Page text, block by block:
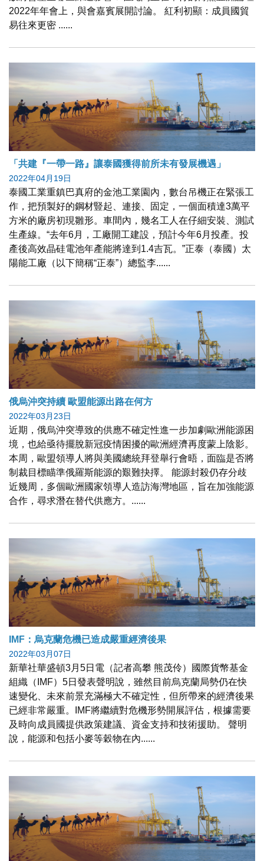
2022年年會上，與會嘉賓展開討論。 紅利初顯：成員國貿
易往來更密 ......
「共建『一帶一路』讓泰國獲得前所未有發展機遇」
2022年04月19日
泰國工業重鎮巴真府的金池工業園內，數台吊機正在緊張工
作，把預製好的鋼材豎起、連接、固定，一個面積達3萬平
方米的廠房初現雛形。車間內，幾名工人在仔細安裝、測試
生產線。“去年6月，工廠開工建設，預計今年6月投產。投
產後高效晶硅電池年產能將達到1.4吉瓦。”正泰（泰國）太
陽能工廠（以下簡稱“正泰”）總監李......
俄烏沖突持續 歐盟能源出路在何方
2022年03月23日
近期，俄烏沖突導致的供應不確定性進一步加劇歐洲能源困
境，也給亟待擺脫新冠疫情困擾的歐洲經濟再度蒙上陰影。
本周，歐盟領導人將與美國總統拜登舉行會晤，面臨是否將
制裁目標瞄準俄羅斯能源的艱難抉擇。 能源封殺仍存分歧
近幾周，多個歐洲國家領導人造訪海灣地區，旨在加強能源
合作，尋求潛在替代供應方。......
IMF：烏克蘭危機已造成嚴重經濟後果
2022年03月07日
新華社華盛頓3月5日電（記者高攀 熊茂伶）國際貨幣基金
組織（IMF）5日發表聲明說，雖然目前烏克蘭局勢仍在快
速變化、未來前景充滿極大不確定性，但所帶來的經濟後果
已經非常嚴重。IMF將繼續對危機形勢開展評估，根據需要
及時向成員國提供政策建議、資金支持和技術援助。 聲明
說，能源和包括小麥等穀物在內......